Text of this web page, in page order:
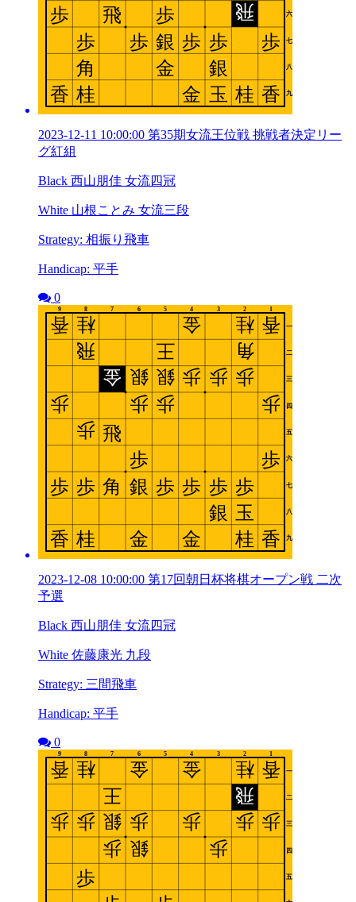
2023-12-11 10:00:00 第35期女流王位戦 挑戦者決定リー
グ紅組
Black 西山朋佳 女流四冠
White 山根ことみ 女流三段
Strategy: 相振り飛車
Handicap: 平手
0
2023-12-08 10:00:00 第17回朝日杯将棋オープン戦 二次
予選
Black 西山朋佳 女流四冠
White 佐藤康光 九段
Strategy: 三間飛車
Handicap: 平手
0